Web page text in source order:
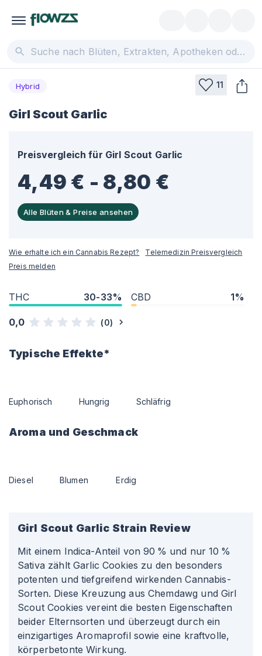
Hybrid 11
Girl Scout Garlic
Preisvergleich für Girl Scout Garlic
4,49 € - 8,80 €
Alle Blüten & Preise ansehen
Wie erhalte ich ein Cannabis Rezept?
Telemedizin Preisvergleich
Preis melden
THC 30-33% CBD 1%
0,0 (0)
Typische Effekte*
Euphorisch Hungrig Schläfrig
Aroma und Geschmack
Diesel Blumen Erdig
Girl Scout Garlic Strain Review
Mit einem Indica-Anteil von 90 % und nur 10 %
Sativa zählt Garlic Cookies zu den besonders
potenten und tiefgreifend wirkenden Cannabis-
Sorten. Diese Kreuzung aus Chemdawg und Girl
Scout Cookies vereint die besten Eigenschaften
beider Elternsorten und überzeugt durch ein
einzigartiges Aromaprofil sowie eine kraftvolle,
körperbetonte Wirkung.